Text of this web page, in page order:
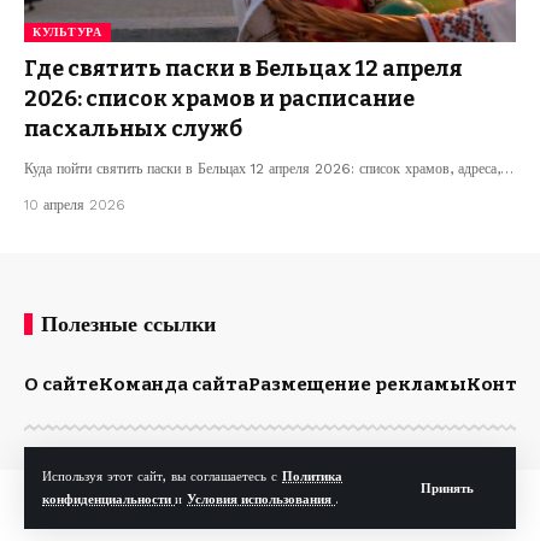
Используя этот сайт, вы соглашаетесь с Политика
конфиденциальности и Условия использования .
Принять
КУЛЬТУРА
Где святить паски в Бельцах 12 апреля
2026: список храмов и расписание
пасхальных служб
Куда пойти святить паски в Бельцах 12 апреля 2026: список храмов, адреса,…
10 апреля 2026
Полезные ссылки
О сайтеКоманда сайтаРазмещение рекламы
© Kp.md. Все права защищены.